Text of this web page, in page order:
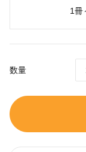
1冊
数量